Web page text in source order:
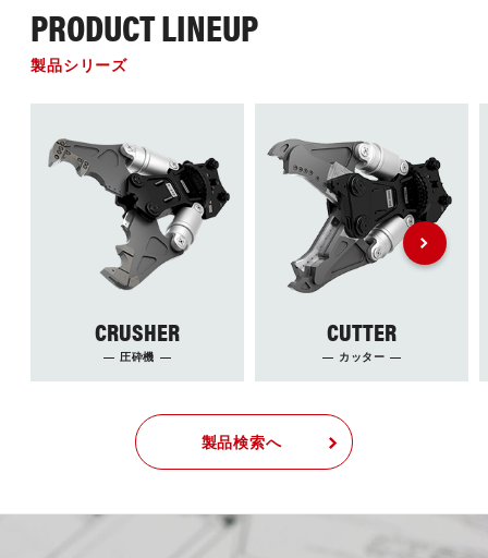
PRODUCT LINEUP
製品シリーズ
CRUSHER
圧砕機
CUTTER
カッター
製品検索へ